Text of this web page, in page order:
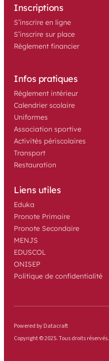
Inscriptions
S’inscrire en ligne
S’inscrire sur place
Règlement financier
Infos pratiques
Règlement intérieur
Calendrier scolaire
Uniformes
Association sportive
Activités périscolaires
Transport
Restauration
Liens utiles
Eduka
Pronote Primaire
Pronote Secondaire
MENJS
EDUSCOL
ONISEP
Politique de confidentialité
Copyright © 2025. Tous droits réservés.
Powered by Datacraft